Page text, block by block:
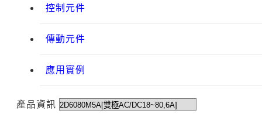
控制元件
傳動元件
應用實例
產品資訊